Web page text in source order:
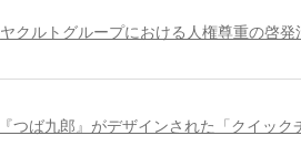
ヤクルトグループにおける人権尊重の啓発
『つば九郎』がデザインされた「クイッ